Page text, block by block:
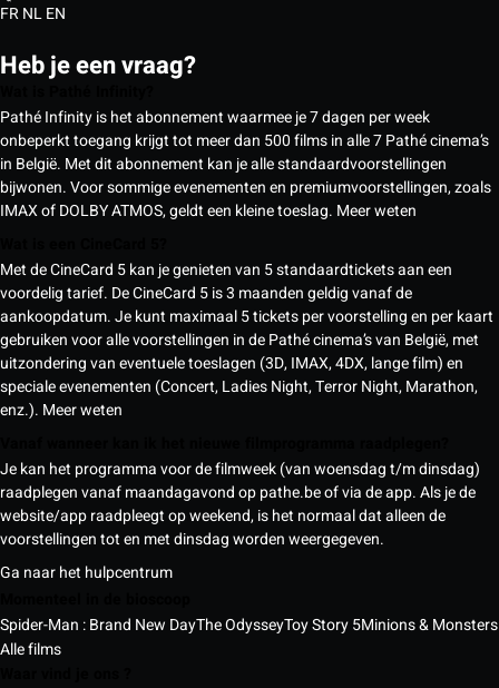
FRNLEN
Heb je een vraag?
Pathé Infinity is het abonnement waarmee je 7 dagen per week
onbeperkt toegang krijgt tot meer dan 500 films in alle 7 Pathé cinema’s
in België. Met dit abonnement kan je alle standaardvoorstellingen
bijwonen. Voor sommige evenementen en premiumvoorstellingen, zoals
IMAX of DOLBY ATMOS, geldt een kleine toeslag. Meer weten
Met de CineCard 5 kan je genieten van 5 standaardtickets aan een
voordelig tarief. De CineCard 5 is 3 maanden geldig vanaf de
aankoopdatum. Je kunt maximaal 5 tickets per voorstelling en per kaart
gebruiken voor alle voorstellingen in de Pathé cinema’s van België, met
uitzondering van eventuele toeslagen (3D, IMAX, 4DX, lange film) en
speciale evenementen (Concert, Ladies Night, Terror Night, Marathon,
enz.). Meer weten
Je kan het programma voor de filmweek (van woensdag t/m dinsdag)
raadplegen vanaf maandagavond op pathe.be of via de app. Als je de
website/app raadpleegt op weekend, is het normaal dat alleen de
voorstellingen tot en met dinsdag worden weergegeven.
Ga naar het hulpcentrum
Spider-Man : Brand New DayThe OdysseyToy Story 5Minions & Monsters
Alle films